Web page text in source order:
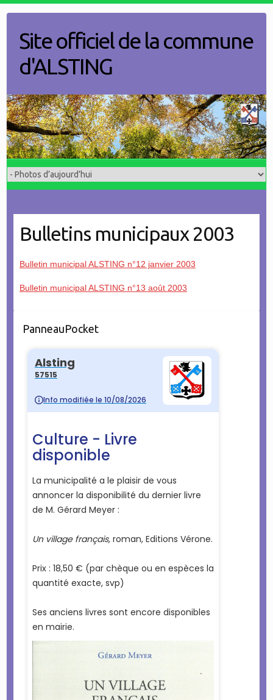
contentSite officiel de la commune
d'ALSTING
Bulletins municipaux 2003
Bulletin municipal ALSTING n°12 janvier 2003
Bulletin municipal ALSTING n°13 août 2003
PanneauPocket